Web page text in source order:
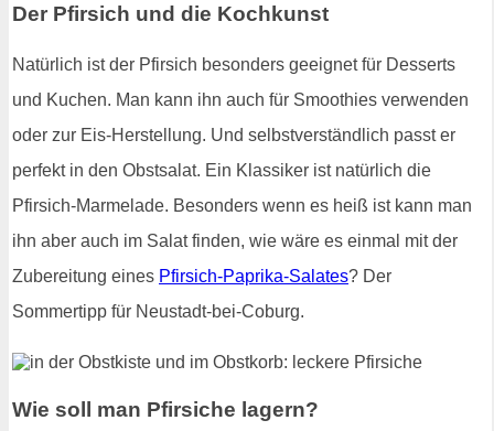
Der Pfirsich und die Kochkunst
Natürlich ist der Pfirsich besonders geeignet für Desserts
und Kuchen. Man kann ihn auch für Smoothies verwenden
oder zur Eis-Herstellung. Und selbstverständlich passt er
perfekt in den Obstsalat. Ein Klassiker ist natürlich die
Pfirsich-Marmelade. Besonders wenn es heiß ist kann man
ihn aber auch im Salat finden, wie wäre es einmal mit der
Zubereitung eines Pfirsich-Paprika-Salates? Der
Sommertipp für Neustadt-bei-Coburg.
Wie soll man Pfirsiche lagern?